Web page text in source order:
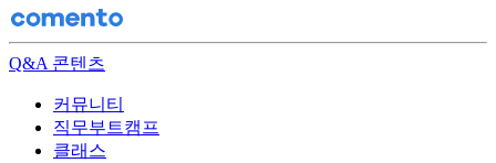
Q&A 콘텐츠
커뮤니티
직무부트캠프
클래스